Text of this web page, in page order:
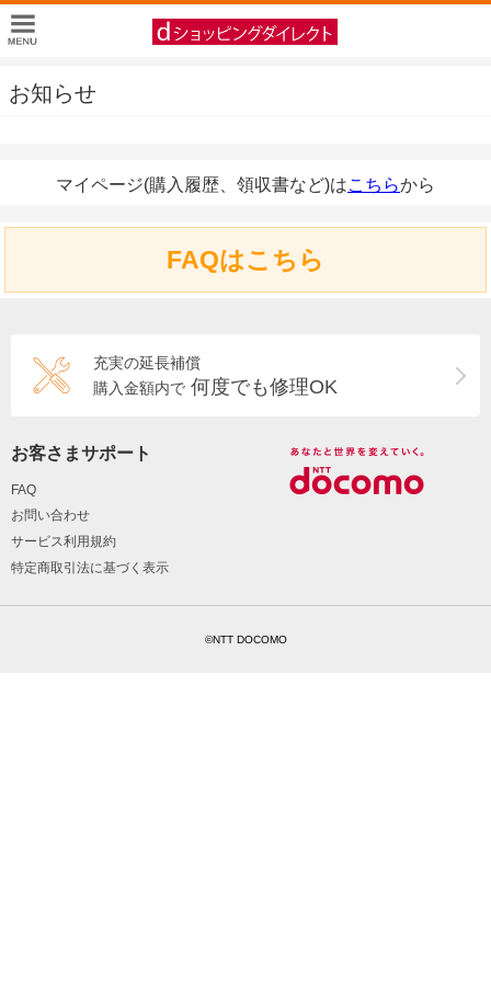
お知らせ
マイページ(購入履歴、領収書など)はこちらから
FAQはこちら
充実の延長補償
購入金額内で 何度でも修理OK
お客さまサポート
FAQ
お問い合わせ
サービス利用規約
特定商取引法に基づく表示
©NTT DOCOMO